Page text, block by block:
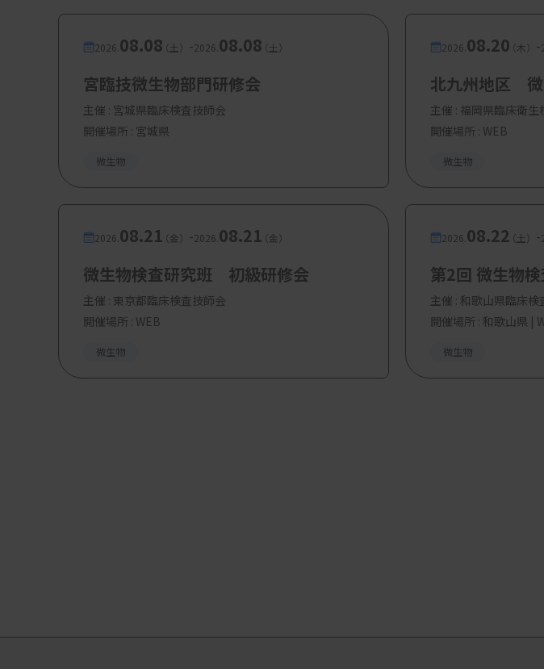
2026.08.08（土） -2026.08.08（土）
宮臨技微生物部門研修会
主催 : 宮城県臨床検査技師会
開催場所 : 宮城県
微生物
2026.08.20（木） -
北九州地区 微
主催 : 福岡県臨床衛生
開催場所 : WEB
微生物
2026.08.21（金） -2026.08.21（金）
微生物検査研究班 初級研修会
主催 : 東京都臨床検査技師会
開催場所 : WEB
微生物
2026.08.22（土） -
第2回 微生物
主催 : 和歌山県臨床検
開催場所 : 和歌山県 |
微生物